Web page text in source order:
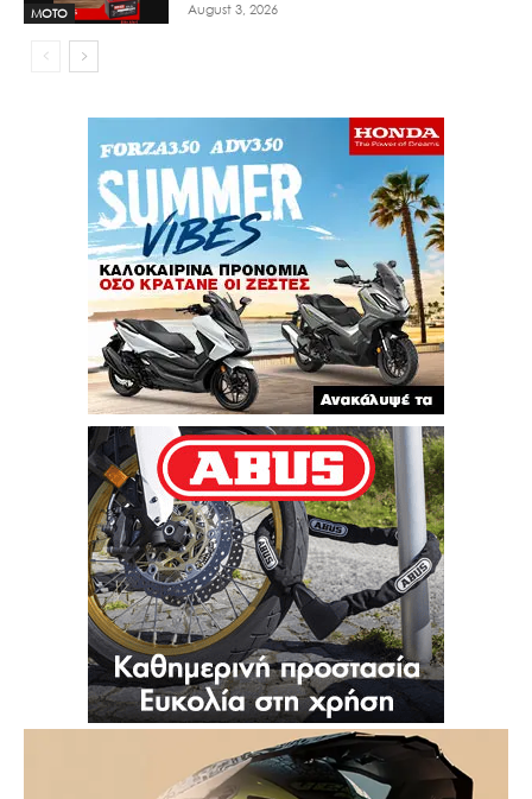
MOTO August 3, 2026